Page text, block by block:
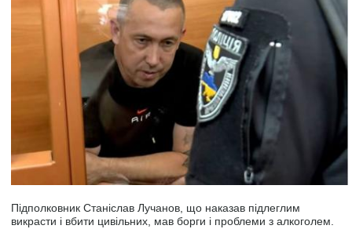
Підполковник Станіслав Лучанов, що наказав підлеглим
викрасти і вбити цивільних, мав борги і проблеми з алкоголем.